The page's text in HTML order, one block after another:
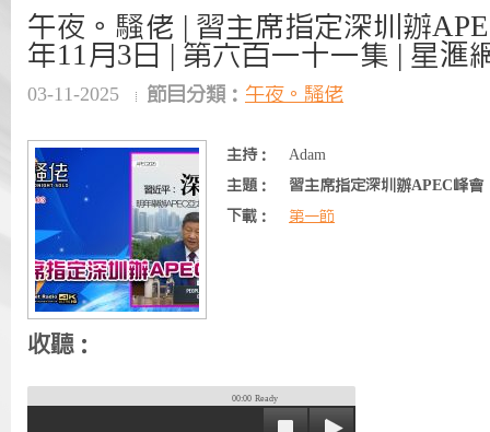
午夜。騷佬 | 習主席指定深圳辦
年11月3日 | 第六百一十一集 | 星滙
03-11-2025 節目分類： 午夜。騷佬
主持：
Adam
主題：
習主席指定深圳辦APEC峰會
下載：
第一節
收聽：
00:00 Ready